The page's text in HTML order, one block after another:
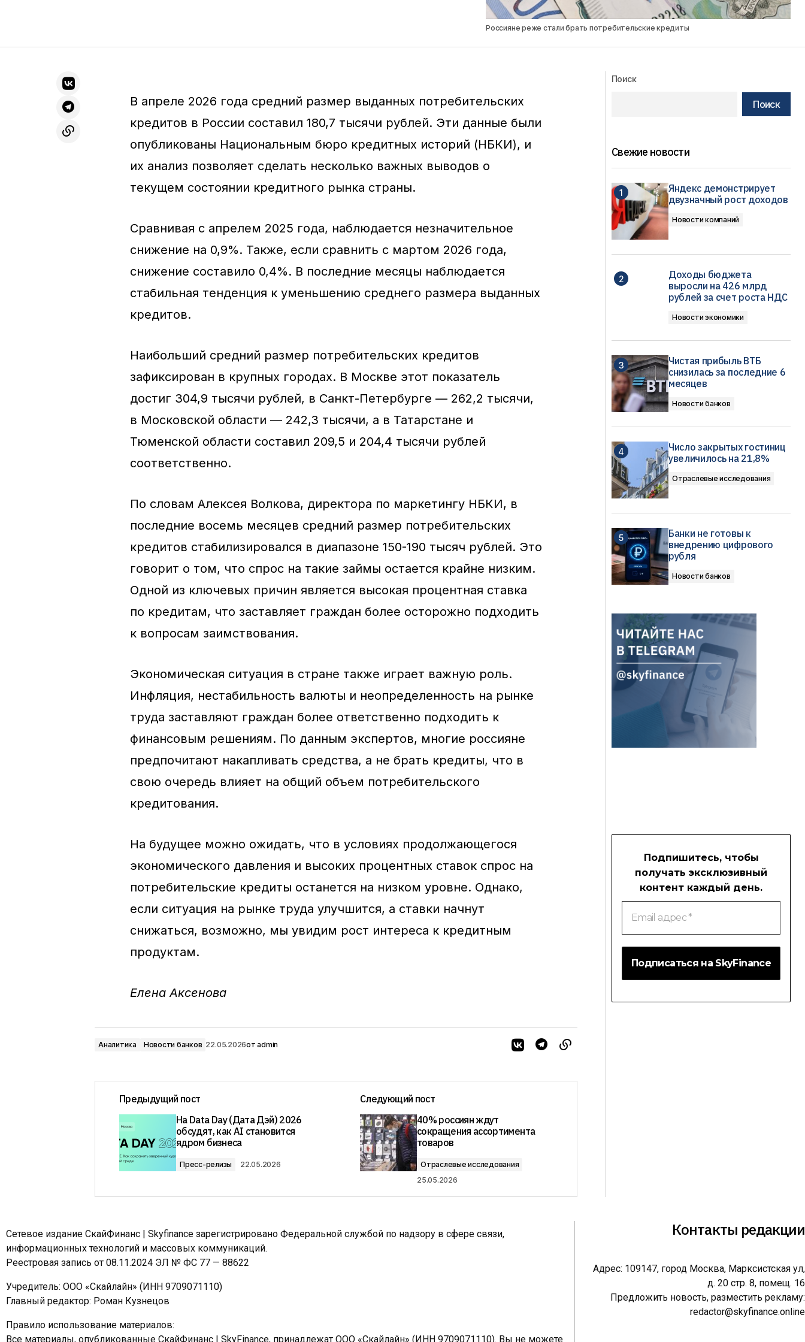
Россияне реже стали брать потребительские кредиты
В апреле 2026 года средний размер выданных потребительских
кредитов в России составил 180,7 тысячи рублей. Эти данные были
опубликованы Национальным бюро кредитных историй (НБКИ), и
их анализ позволяет сделать несколько важных выводов о
текущем состоянии кредитного рынка страны.
Сравнивая с апрелем 2025 года, наблюдается незначительное
снижение на 0,9%. Также, если сравнить с мартом 2026 года,
снижение составило 0,4%. В последние месяцы наблюдается
стабильная тенденция к уменьшению среднего размера выданных
кредитов.
Наибольший средний размер потребительских кредитов
зафиксирован в крупных городах. В Москве этот показатель
достиг 304,9 тысячи рублей, в Санкт-Петербурге — 262,2 тысячи,
в Московской области — 242,3 тысячи, а в Татарстане и
Тюменской области составил 209,5 и 204,4 тысячи рублей
соответственно.
По словам Алексея Волкова, директора по маркетингу НБКИ, в
последние восемь месяцев средний размер потребительских
кредитов стабилизировался в диапазоне 150-190 тысяч рублей. Это
говорит о том, что спрос на такие займы остается крайне низким.
Одной из ключевых причин является высокая процентная ставка
по кредитам, что заставляет граждан более осторожно подходить
к вопросам заимствования.
Экономическая ситуация в стране также играет важную роль.
Инфляция, нестабильность валюты и неопределенность на рынке
труда заставляют граждан более ответственно подходить к
финансовым решениям. По данным экспертов, многие россияне
предпочитают накапливать средства, а не брать кредиты, что в
свою очередь влияет на общий объем потребительского
кредитования.
На будущее можно ожидать, что в условиях продолжающегося
экономического давления и высоких процентных ставок спрос на
потребительские кредиты останется на низком уровне. Однако,
если ситуация на рынке труда улучшится, а ставки начнут
снижаться, возможно, мы увидим рост интереса к кредитным
продуктам.
Елена Аксенова
Аналитика Новости банков 22.05.2026от admin
Предыдущий пост
На Data Day (Дата Дэй) 2026
обсудят, как AI становится
ядром бизнеса
Пресс-релизы 22.05.2026
Следующий пост
40% россиян ждут
сокращения ассортимента
товаров
Отраслевые исследования
25.05.2026
Поиск
Поиск
Свежие новости
Яндекс демонстрирует
двузначный рост доходов
Новости компаний
Доходы бюджета
выросли на 426 млрд
рублей за счет роста НДС
Новости экономики
Чистая прибыль ВТБ
снизилась за последние 6
месяцев
Новости банков
Число закрытых гостиниц
увеличилось на 21,8%
Отраслевые исследования
Банки не готовы к
внедрению цифрового
рубля
Новости банков
Подпишитесь, чтобы
получать эксклюзивный
контент каждый день.
адрес
Сетевое издание СкайФинанс | Skyfinance зарегистрировано Федеральной службой по надзору в сфере связи,
информационных технологий и массовых коммуникаций.
Реестровая запись от 08.11.2024 ЭЛ № ФС 77 — 88622
Учредитель: ООО «Скайлайн» (ИНН 9709071110)
Главный редактор: Роман Кузнецов
Правило использование материалов:
Все материалы, опубликованные СкайФинанс | SkyFinance, принадлежат ООО «Скайлайн» (ИНН 9709071110). Вы не можете
Контакты редакции
Адрес: 109147, город Москва, Марксистская ул,
д. 20 стр. 8, помещ. 16
Предложить новость, разместить рекламу:
redactor@skyfinance.online